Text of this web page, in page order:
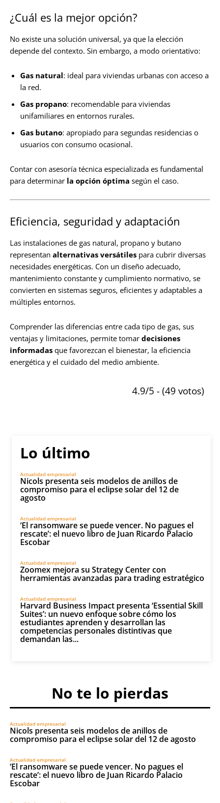
¿Cuál es la mejor opción?
No existe una solución universal, ya que la elección
depende del contexto. Sin embargo, a modo orientativo:
Gas natural: ideal para viviendas urbanas con acceso a
la red.
Gas propano: recomendable para viviendas
unifamiliares en entornos rurales.
Gas butano: apropiado para segundas residencias o
usuarios con consumo ocasional.
Contar con asesoría técnica especializada es fundamental
para determinar la opción óptima según el caso.
Eficiencia, seguridad y adaptación
Las instalaciones de gas natural, propano y butano
representan alternativas versátiles para cubrir diversas
necesidades energéticas. Con un diseño adecuado,
mantenimiento constante y cumplimiento normativo, se
convierten en sistemas seguros, eficientes y adaptables a
múltiples entornos.
Comprender las diferencias entre cada tipo de gas, sus
ventajas y limitaciones, permite tomar decisiones
informadas que favorezcan el bienestar, la eficiencia
energética y el cuidado del medio ambiente.
4.9/5 - (49 votos)
Lo último
Actualidad empresarial
Nicols presenta seis modelos de anillos de
compromiso para el eclipse solar del 12 de
agosto
Actualidad empresarial
‘El ransomware se puede vencer. No pagues el
rescate’: el nuevo libro de Juan Ricardo Palacio
Escobar
Actualidad empresarial
Zoomex mejora su Strategy Center con
herramientas avanzadas para trading estratégico
Actualidad empresarial
Harvard Business Impact presenta ‘Essential Skill
Suites’: un nuevo enfoque sobre cómo los
estudiantes aprenden y desarrollan las
competencias personales distintivas que
demandan las...
No te lo pierdas
Actualidad empresarial
Nicols presenta seis modelos de anillos de
compromiso para el eclipse solar del 12 de agosto
Actualidad empresarial
‘El ransomware se puede vencer. No pagues el
rescate’: el nuevo libro de Juan Ricardo Palacio
Escobar